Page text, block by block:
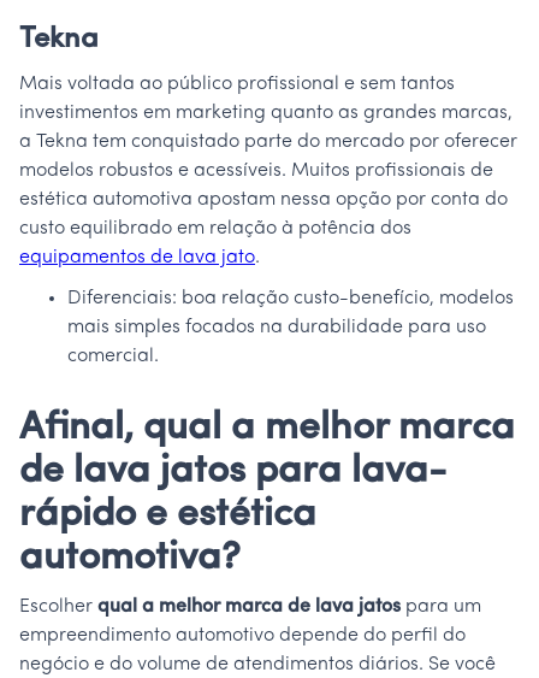
Tekna
Mais voltada ao público profissional e sem tantos
investimentos em marketing quanto as grandes marcas,
a Tekna tem conquistado parte do mercado por oferecer
modelos robustos e acessíveis. Muitos profissionais de
estética automotiva apostam nessa opção por conta do
custo equilibrado em relação à potência dos
equipamentos de lava jato.
Diferenciais: boa relação custo-benefício, modelos
mais simples focados na durabilidade para uso
comercial.
Afinal, qual a melhor marca
de lava jatos para lava-
rápido e estética
automotiva?
Escolher qual a melhor marca de lava jatos para um
empreendimento automotivo depende do perfil do
negócio e do volume de atendimentos diários. Se você